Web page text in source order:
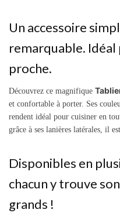
Un accessoire
remarquable.
proche.
Découvrez ce magnifique
et confortable à porter. Ses
rendent idéal pour cuisiner en
grâce à ses lanières latérales, il
Disponibles en
chacun y trouve
grands !